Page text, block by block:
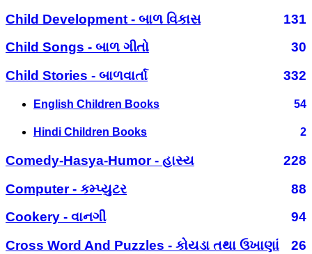
Child Development - બાળ વિકાસ
131
Child Songs - બાળ ગીતો
30
Child Stories - બાળવાર્તા
332
English Children Books 54
Hindi Children Books 2
Comedy-Hasya-Humor - હાસ્ય
228
Computer - કમ્પ્યુટર
88
Cookery - વાનગી
94
Cross Word And Puzzles - કોયડા તથા ઉખાણાં
26